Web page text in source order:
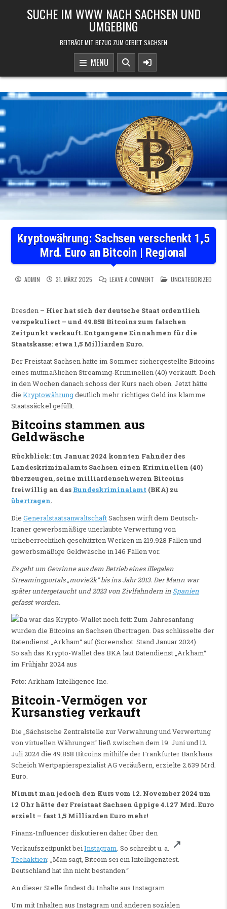
SUCHE IM WWW NACH SACHSEN UND
UMGEBING
BEITRÄGE MIT BEZUG ZUM GEBIET SACHSEN
MENU
Kryptowährung: Sachsen verschenkt 1,5
Mrd. Euro an Bitcoin | Regional
ADMIN 31. MÄRZ 2025 LEAVE A COMMENT ON KRYPTOWÄHRUNG:
POSTED IN
UNCATEGORIZED
Dresden – Hier hat sich der deutsche Staat ordentlich
verspekuliert – und 49.858 Bitcoins zum falschen
Zeitpunkt verkauft. Entgangene Einnahmen für die
Staatskasse: etwa 1,5 Milliarden Euro.
Der Freistaat Sachsen hatte im Sommer sichergestellte Bitcoins
eines mutmaßlichen Streaming-Kriminellen (40) verkauft. Doch
in den Wochen danach schoss der Kurs nach oben. Jetzt hätte
die Kryptowährungdeutlich mehr richtiges Geld ins klamme
Staatssäckel gefüllt.
Bitcoins stammen aus
Geldwäsche
Rückblick: Im Januar 2024 konnten Fahnder des
Landeskriminalamts Sachsen einen Kriminellen (40)
überzeugen, seine milliardenschweren Bitcoins
freiwillig an das Bundeskriminalamt (BKA) zu
übertragen.
Die GeneralstaatsanwaltschaftSachsen wirft dem Deutsch-
Iraner gewerbsmäßige unerlaubte Verwertung von
urheberrechtlich geschützten Werken in 219.928 Fällen und
gewerbsmäßige Geldwäsche in 146 Fällen vor.
Es geht um Gewinne aus dem Betrieb eines illegalen
Streamingportals „movie2k“ bis ins Jahr 2013. Der Mann war
später untergetaucht und 2023 von Zivlfahndern in Spanien
gefasst worden.
So sah das Krypto-Wallet des BKA laut Datendienst „Arkham“
im Frühjahr 2024 aus
Foto: Arkham Intelligence Inc.
Bitcoin-Vermögen vor
Kursanstieg verkauft
Die „Sächsische Zentralstelle zur Verwahrung und Verwertung
von virtuellen Währungen“ ließ zwischen dem 19. Juni und 12.
Juli 2024 die 49.858 Bitcoins mithilfe der Frankfurter Bankhaus
Scheich Wertpapierspezialist AG veräußern, erzielte 2.639 Mrd.
Euro.
Nimmt man jedoch den Kurs vom 12. November 2024 um
12 Uhr hätte der Freistaat Sachsen üppige 4.127 Mrd. Euro
erzielt – fast 1,5 Milliarden Euro mehr!
Finanz-Influencer diskutieren daher über den
Verkaufszeitpunkt bei Instagram . So schreibt u. a.
Techaktien: „Man sagt, Bitcoin sei ein Intelligenztest.
Deutschland hat ihn nicht bestanden.“
An dieser Stelle findest du Inhalte aus Instagram
Um mit Inhalten aus Instagram und anderen sozialen